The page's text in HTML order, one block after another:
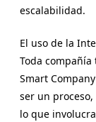
escalabilidad.
El uso de la
Toda
Smart
ser un
lo que